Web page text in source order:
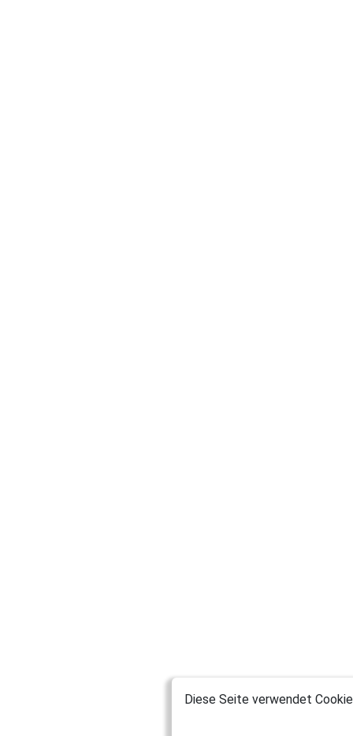
Diese Seite verwendet